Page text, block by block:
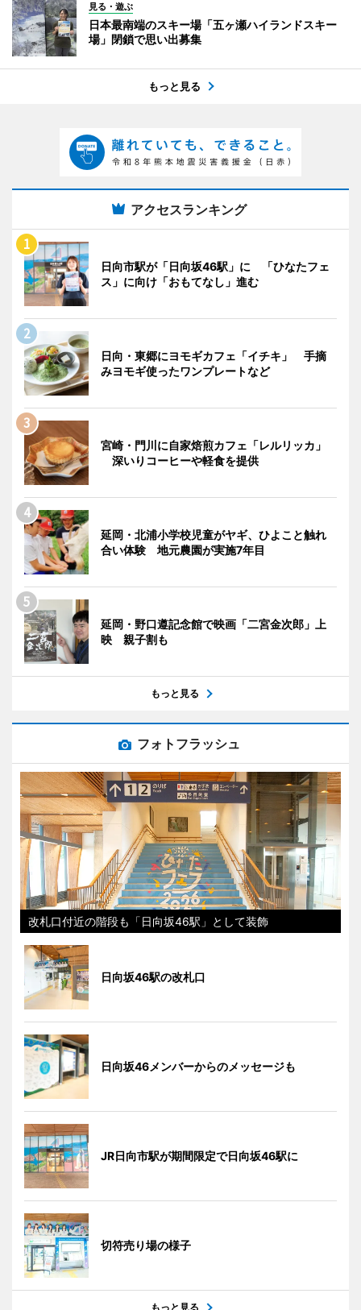
見る・遊ぶ
日本最南端のスキー場「五ヶ瀬ハイランドスキー
場」閉鎖で思い出募集
もっと見る
アクセスランキング
日向市駅が「日向坂46駅」に 「ひなたフェ
ス」に向け「おもてなし」進む
日向・東郷にヨモギカフェ「イチキ」 手摘
みヨモギ使ったワンプレートなど
宮崎・門川に自家焙煎カフェ「レルリッカ」
深いりコーヒーや軽食を提供
延岡・北浦小学校児童がヤギ、ひよこと触れ
合い体験 地元農園が実施7年目
延岡・野口遵記念館で映画「二宮金次郎」上
映 親子割も
もっと見る
フォトフラッシュ
改札口付近の階段も「日向坂46駅」として装飾
日向坂46駅の改札口
日向坂46メンバーからのメッセージも
JR日向市駅が期間限定で日向坂46駅に
切符売り場の様子
もっと見る